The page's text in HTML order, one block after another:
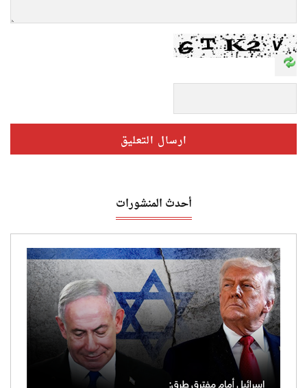
أحدث المنشورات